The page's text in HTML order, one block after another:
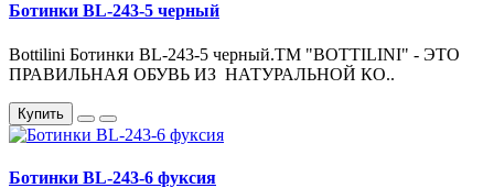
Ботинки BL-243-5 черный
Bottilini Ботинки BL-243-5 черный.ТМ "BOTTILINI" - ЭТО
ПРАВИЛЬНАЯ ОБУВЬ ИЗ НАТУРАЛЬНОЙ КО..
Купить
Ботинки BL-243-6 фуксия